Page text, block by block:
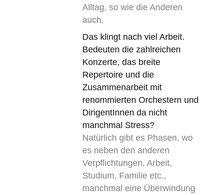
Alltag, so wie die Anderen
auch.
Das klingt nach viel Arbeit.
Bedeuten die zahlreichen
Konzerte, das breite
Repertoire und die
Zusammenarbeit mit
renommierten Orchestern und
DirigentInnen da nicht
manchmal Stress?
Natürlich gibt es Phasen, wo
es neben den anderen
Verpflichtungen, Arbeit,
Studium, Familie etc.,
manchmal eine Überwindung